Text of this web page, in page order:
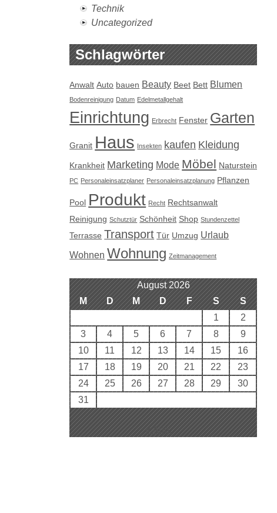
Technik
Uncategorized
Schlagwörter
Anwalt Auto bauen Beauty Beet Bett Blumen
Bodenreinigung Datum Edelmetallgehalt
Einrichtung Erbrecht Fenster Garten
Granit Haus Insekten kaufen Kleidung
Krankheit Marketing Mode Möbel Naturstein
PC Personaleinsatzplaner Personaleinsatzplanung Pflanzen
Pool Produkt Recht Rechtsanwalt
Reinigung Schutztür Schönheit Shop Stundenzettel
Terrasse Transport Tür Umzug Urlaub
Wohnen Wohnung Zeitmanagement
August 2026
M
D M D F S
S
1
2
3
4 5 6 7 8
9
10
11 12 13 14 15
16
17
18 19 20 21 22
23
24
25 26 27 28 29
30
31
« Aug.